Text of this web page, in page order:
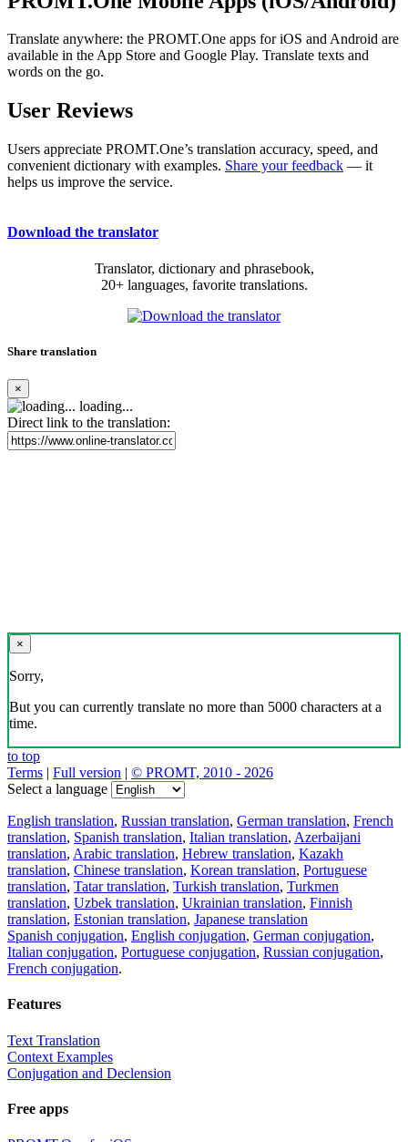
Translate anywhere: the PROMT.One apps for iOS and Android are
available in the App Store and Google Play. Translate texts and
words on the go.
User Reviews
Users appreciate PROMT.One’s translation accuracy, speed, and
convenient dictionary with examples. Share your feedback — it
helps us improve the service.
Download the translator
Translator, dictionary and phrasebook,
20+ languages, favorite translations.
Share translation
×
loading...
Direct link to the translation:
×
Sorry,
But you can currently translate no more than 5000 characters at a
time.
to top
Terms | Full version | © PROMT, 2010 - 2026
Select a language
English translation, Russian translation, German translation, French
translation, Spanish translation, Italian translation, Azerbaijani
translation, Arabic translation, Hebrew translation, Kazakh
translation, Chinese translation, Korean translation, Portuguese
translation, Tatar translation, Turkish translation, Turkmen
translation, Uzbek translation, Ukrainian translation, Finnish
translation, Estonian translation, Japanese translation
Spanish conjugation, English conjugation, German conjugation,
Italian conjugation, Portuguese conjugation, Russian conjugation,
French conjugation.
Features
Text Translation
Context Examples
Conjugation and Declension
Free apps